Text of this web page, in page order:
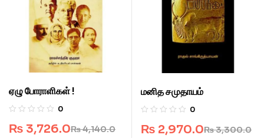
ஏழு போராளிகள் !
0
₨4,140.0
₨ 3,726.0
மனித சமுதாயம்
0
₨3,300.0
₨ 2,970.0